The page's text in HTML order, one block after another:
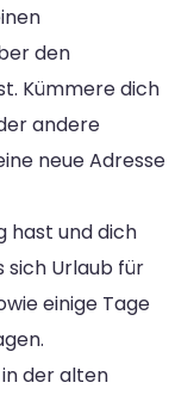
den
Kümmere dich
andere
neue Adresse
hast und dich
Urlaub für
einige Tage
der alten